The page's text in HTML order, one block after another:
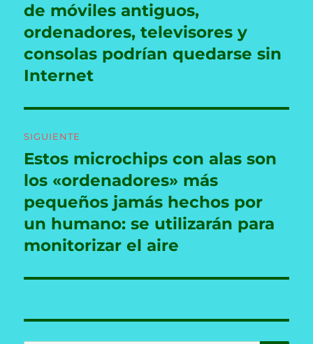
entradas
anterior:
de móviles antiguos,
ordenadores, televisores y
consolas podrían quedarse sin
Internet
SIGUIENTE
Entrada
siguiente:
Estos microchips con alas son
los «ordenadores» más
pequeños jamás hechos por
un humano: se utilizarán para
monitorizar el aire